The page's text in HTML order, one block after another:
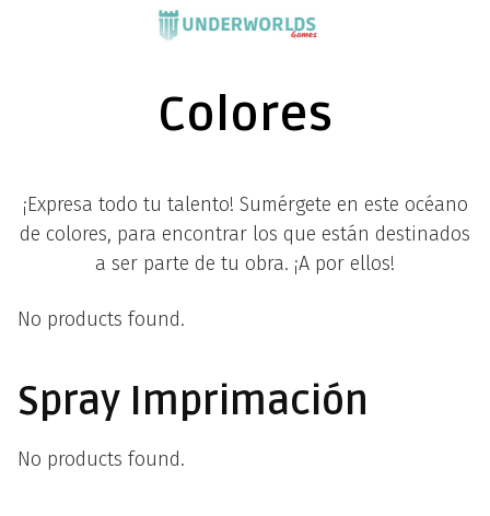
Colores
¡Expresa todo tu talento! Sumérgete en este océano
de colores, para encontrar los que están destinados
a ser parte de tu obra. ¡A por ellos!
No products found.
Spray Imprimación
No products found.